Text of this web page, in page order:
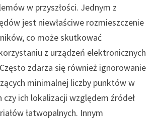
w przyszłości. Jednym z
jest niewłaściwe rozmieszczenie
co może skutkować
z urządzeń elektronicznych
zdarza się również ignorowanie
minimalnej liczby punktów w
czy ich lokalizacji względem źródeł
łatwopalnych. Innym